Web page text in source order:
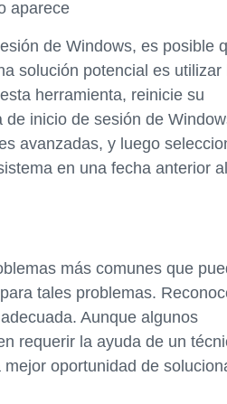
aparece
de Windows, es posible
solución potencial es utilizar
herramienta, reinicie su
inicio de sesión de
avanzadas, y luego
en una fecha anterior al
más comunes que
tales problemas.
Aunque algunos
requerir la ayuda de un
oportunidad de